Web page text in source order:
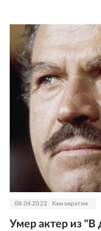
08.04.2022 Кинократия
Умер актер из "В